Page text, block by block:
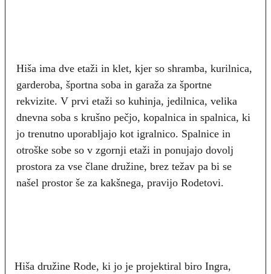
Hiša ima dve etaži in klet, kjer so shramba, kurilnica,
garderoba, športna soba in garaža za športne
rekvizite. V prvi etaži so kuhinja, jedilnica, velika
dnevna soba s krušno pečjo, kopalnica in spalnica, ki
jo trenutno uporabljajo kot igralnico. Spalnice in
otroške sobe so v zgornji etaži in ponujajo dovolj
prostora za vse člane družine, brez težav pa bi se
našel prostor še za kakšnega, pravijo Rodetovi.
Hiša družine Rode, ki jo je projektiral biro Ingra,